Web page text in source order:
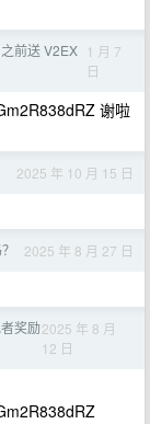
前送 V2EX 1 月 7
日
谢啦
2025 年 10 月 15 日
2025 年 8 月 27 日
奖励2025 年 8 月
12 日